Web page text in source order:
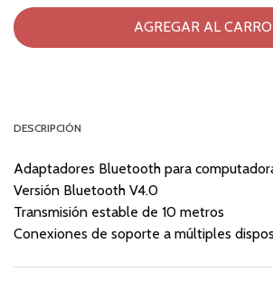
DESCRIPCIÓN
Adaptadores Bluetooth para
Versión Bluetooth V4.0
Transmisión estable de 10 metros
Conexiones de soporte a múltiples